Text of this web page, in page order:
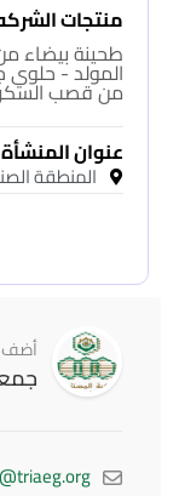
منتجات
طحينة بيضاء
المولد - حلوي
من قصب
عنوان المنشأة
المنطقة
أضف